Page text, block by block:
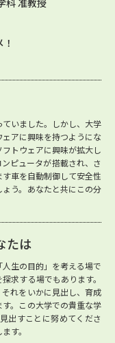
科 准教授
いました。しかし、大学
アに興味を持つようにな
トウェアに興味が拡大し
ピュータが搭載され、さ
車を自動制御して安全性
う。あなたと共にこの分
たは
生の目的」を考える場で
求する場でもあります。
れをいかに見出し、育成
。この大学での貴重な学
出すことに努めてくださ
す。